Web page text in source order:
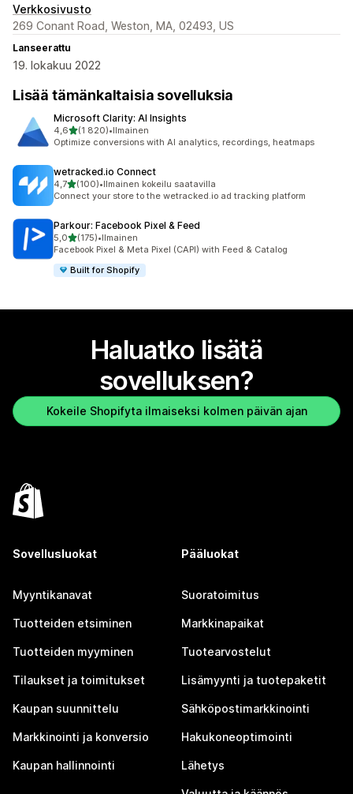
Verkkosivusto
269 Conant Road, Weston, MA, 02493, US
Lanseerattu
19. lokakuu 2022
Lisää tämänkaltaisia sovelluksia
Microsoft Clarity: AI Insights
4,6/ 5 tähteä
(1 820)
1820 arvostelua yhteensä
•Ilmainen
Optimize conversions with AI analytics, recordings, heatmaps
wetracked.io Connect
4,7/ 5 tähteä
(100)
100 arvostelua yhteensä
•Ilmainen kokeilu saatavilla
Connect your store to the wetracked.io ad tracking platform
Parkour: Facebook Pixel & Feed
5,0/ 5 tähteä
(175)
175 arvostelua yhteensä
•Ilmainen
Facebook Pixel & Meta Pixel (CAPI) with Feed & Catalog
Built for Shopify
Haluatko lisätä
sovelluksen?
Kokeile Shopifyta ilmaiseksi kolmen päivän ajan
Sovellusluokat
Myyntikanavat
Tuotteiden etsiminen
Tuotteiden myyminen
Tilaukset ja toimitukset
Kaupan suunnittelu
Markkinointi ja konversio
Kaupan hallinnointi
Pääluokat
Suoratoimitus
Markkinapaikat
Tuotearvostelut
Lisämyynti ja tuotepaketit
Sähköpostimarkkinointi
Hakukoneoptimointi
Lähetys